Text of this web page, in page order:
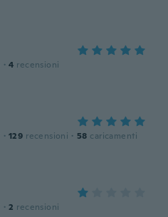
· 4 recensioni
· 129 recensioni · 58 caricamenti
· 2 recensioni